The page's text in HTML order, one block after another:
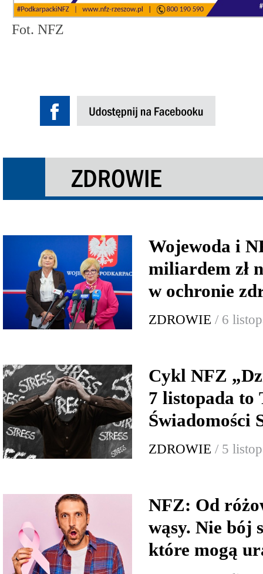
Fot. NFZ
ZDROWIE
Wojewoda i
miliardem zł
w ochronie
ZDROWIE / 6
Cykl NFZ
7 listopada to
Świadomości
ZDROWIE / 5
NFZ: Od
wąsy. Nie bój
które mogą